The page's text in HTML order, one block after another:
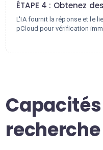
ÉTAPE 4 : Obtenez
L'IA fournit la réponse et le
pCloud pour vérification